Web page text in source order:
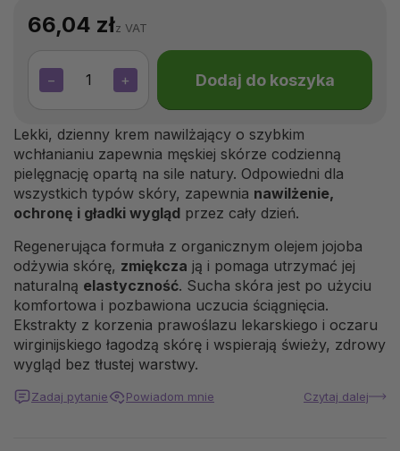
66,04 złz VAT
+
− Dodaj do koszyka
Lekki, dzienny krem nawilżający o szybkim
wchłanianiu zapewnia męskiej skórze codzienną
pielęgnację opartą na sile natury. Odpowiedni dla
wszystkich typów skóry, zapewnia nawilżenie,
ochronę i gładki wygląd przez cały dzień.
Regenerująca formuła z organicznym olejem jojoba
odżywia skórę, zmiękcza ją i pomaga utrzymać jej
naturalną elastyczność. Sucha skóra jest po użyciu
komfortowa i pozbawiona uczucia ściągnięcia.
Ekstrakty z korzenia prawoślazu lekarskiego i oczaru
wirginijskiego łagodzą skórę i wspierają świeży, zdrowy
wygląd bez tłustej warstwy.
Czytaj dalej
Zadaj pytanie Powiadom mnie